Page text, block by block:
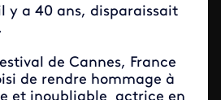
y a 40 ans, disparaissait
de Cannes, France
de rendre hommage à